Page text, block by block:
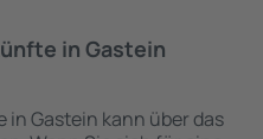
in Gastein
Gastein kann über das